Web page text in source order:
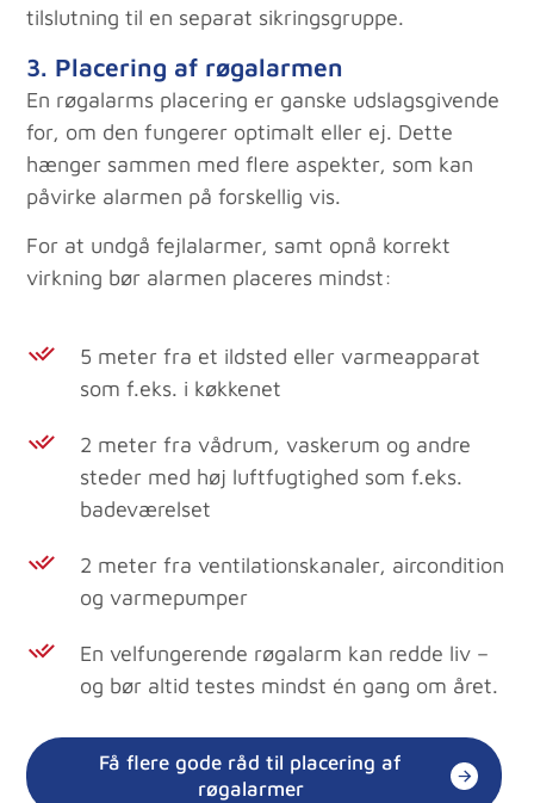
tilslutning til en separat sikringsgruppe.
3. Placering af røgalarmen
En røgalarms placering er ganske udslagsgivende
for, om den fungerer optimalt eller ej. Dette
hænger sammen med flere aspekter, som kan
påvirke alarmen på forskellig vis.
For at undgå fejlalarmer, samt opnå korrekt
virkning bør alarmen placeres mindst:
5 meter fra et ildsted eller varmeapparat
som f.eks. i køkkenet
2 meter fra vådrum, vaskerum og andre
steder med høj luftfugtighed som f.eks.
badeværelset
2 meter fra ventilationskanaler, aircondition
og varmepumper
En velfungerende røgalarm kan redde liv –
og bør altid testes mindst én gang om året.
Få flere gode råd til placering af
røgalarmer